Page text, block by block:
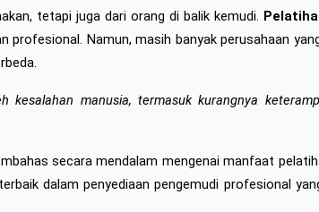
tetapi juga dari orang di balik kemudi.
Namun, masih banyak perusahaan
manusia, termasuk kurangnya
secara mendalam mengenai manfaat
dalam penyediaan pengemudi profesional